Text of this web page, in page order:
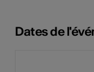
Dates de